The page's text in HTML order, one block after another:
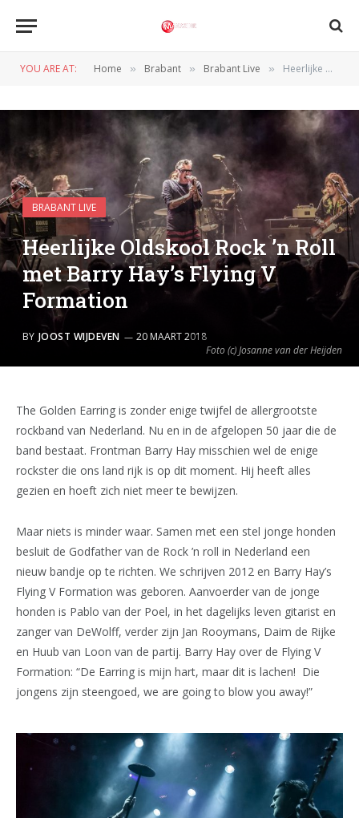
YOU ARE AT: Home » Brabant » Brabant Live » Heerlijke Oldskool Rock ’n Roll met Barry Hay’s Flying V Formation
Foto (c) Josanne van der Heijden
BRABANT LIVE
Heerlijke Oldskool Rock ’n Roll
met Barry Hay’s Flying V
Formation
BY JOOST WIJDEVEN 20 MAART 2018
The Golden Earring is zonder enige twijfel de allergrootste
rockband van Nederland. Nu en in de afgelopen 50 jaar die de
band bestaat. Frontman Barry Hay misschien wel de enige
rockster die ons land rijk is op dit moment. Hij heeft alles
gezien en hoeft zich niet meer te bewijzen.
Maar niets is minder waar. Samen met een stel jonge honden
besluit de Godfather van de Rock ’n roll in Nederland een
nieuw bandje op te richten. We schrijven 2012 en Barry Hay’s
Flying V Formation was geboren. Aanvoerder van de jonge
honden is Pablo van der Poel, in het dagelijks leven gitarist en
zanger van DeWolff, verder zijn Jan Rooymans, Daim de Rijke
en Huub van Loon van de partij. Barry Hay over de Flying V
Formation: “De Earring is mijn hart, maar dit is lachen! Die
jongens zijn steengoed, we are going to blow you away!”